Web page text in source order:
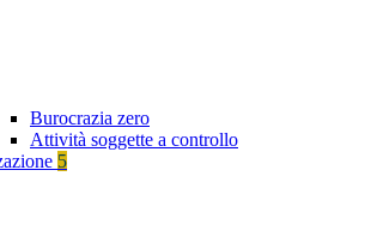
Burocrazia zero
Attività soggette a controllo
5